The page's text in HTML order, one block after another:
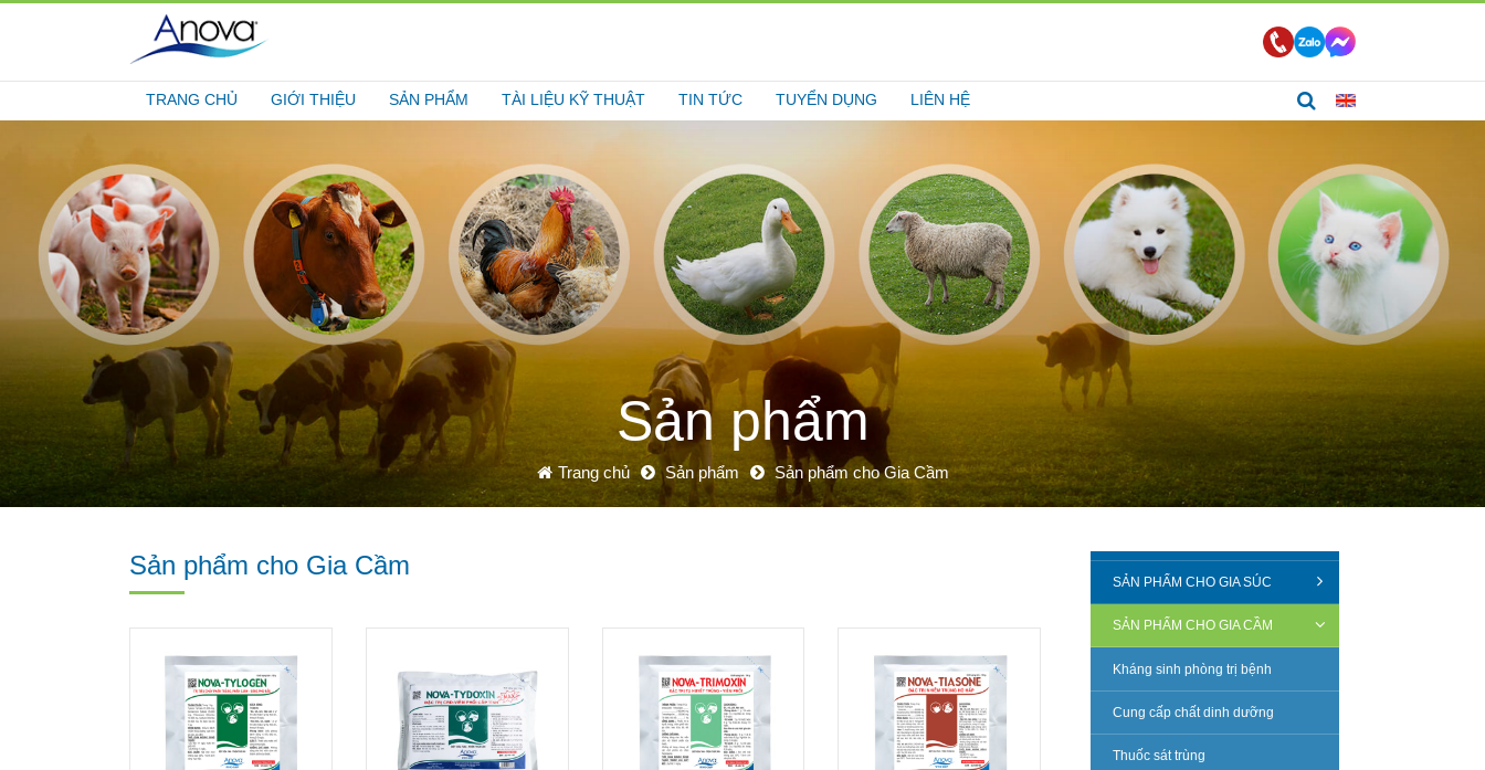
TRANG CHỦ GIỚI THIỆU SẢN PHẨM TÀI LIỆU KỸ THUẬT TIN TỨC TUYỂN DỤNG LIÊN HỆ
Sản phẩm
Trang chủ Sản phẩm Sản phẩm cho Gia Cầm
Sản phẩm cho Gia Cầm
SẢN PHẨM CHO GIA SÚC
SẢN PHẨM CHO GIA CẦM
Kháng sinh phòng trị bệnh
Cung cấp chất dinh dưỡng
Thuốc sát trùng